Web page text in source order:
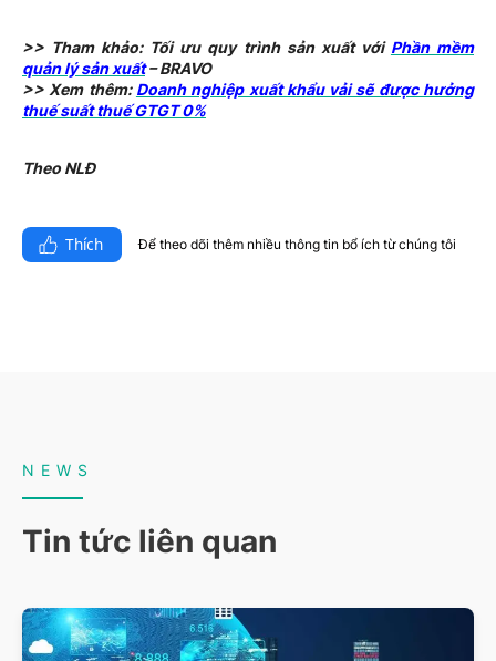
>> Tham khảo: Tối ưu quy trình sản xuất với Phần mềm
quản lý sản xuất– BRAVO
>> Xem thêm: Doanh nghiệp xuất khẩu vải sẽ được hưởng
thuế suất thuế GTGT 0%
Theo NLĐ
Thích Để theo dõi thêm nhiều thông tin bổ ích từ chúng tôi​
NEWS
Tin tức liên quan